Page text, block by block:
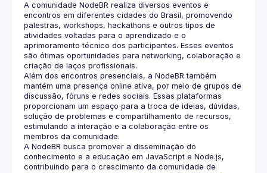
A comunidade NodeBR realiza diversos eventos e
encontros em diferentes cidades do Brasil, promovendo
palestras, workshops, hackathons e outros tipos de
atividades voltadas para o aprendizado e o
aprimoramento técnico dos participantes. Esses eventos
são ótimas oportunidades para networking, colaboração e
Além dos encontros presenciais, a NodeBR também
mantém uma presença online ativa, por meio de grupos de
discussão, fóruns e redes sociais. Essas plataformas
proporcionam um espaço para a troca de ideias, dúvidas,
solução de problemas e compartilhamento de recursos,
estimulando a interação e a colaboração entre os
A NodeBR busca promover a disseminação do
conhecimento e a educação em JavaScript e Node.js,
contribuindo para o crescimento da comunidade de